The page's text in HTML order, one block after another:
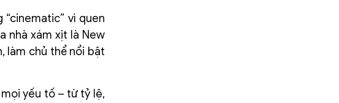
vì quen
nhà xám xịt là New
làm chủ thể nổi bật
mọi yếu tố – từ tỷ lệ,